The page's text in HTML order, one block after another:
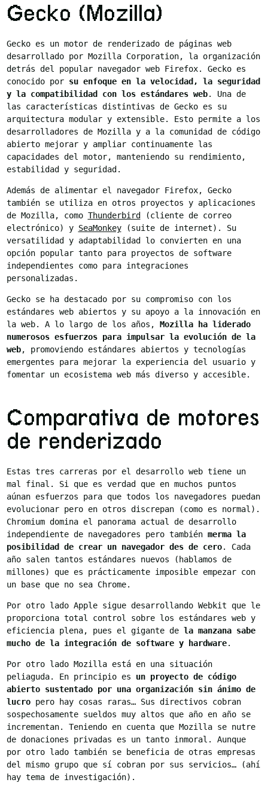
Gecko (Mozilla)
Gecko es un motor de renderizado de páginas web
desarrollado por Mozilla Corporation, la organización
detrás del popular navegador web Firefox. Gecko es
conocido por su enfoque en la velocidad, la seguridad
y la compatibilidad con los estándares web. Una de
las características distintivas de Gecko es su
arquitectura modular y extensible. Esto permite a los
desarrolladores de Mozilla y a la comunidad de código
abierto mejorar y ampliar continuamente las
capacidades del motor, manteniendo su rendimiento,
estabilidad y seguridad.
Además de alimentar el navegador Firefox, Gecko
también se utiliza en otros proyectos y aplicaciones
de Mozilla, como Thunderbird (cliente de correo
electrónico) y SeaMonkey(suite de internet). Su
versatilidad y adaptabilidad lo convierten en una
opción popular tanto para proyectos de software
independientes como para integraciones
personalizadas.
Gecko se ha destacado por su compromiso con los
estándares web abiertos y su apoyo a la innovación en
la web. A lo largo de los años, Mozilla ha liderado
numerosos esfuerzos para impulsar la evolución de la
web, promoviendo estándares abiertos y tecnologías
emergentes para mejorar la experiencia del usuario y
fomentar un ecosistema web más diverso y accesible.
Comparativa de motores
de renderizado
Estas tres carreras por el desarrollo web tiene un
mal final. Si que es verdad que en muchos puntos
aúnan esfuerzos para que todos los navegadores puedan
evolucionar pero en otros discrepan (como es normal).
Chromium domina el panorama actual de desarrollo
independiente de navegadores pero también merma la
posibilidad de crear un navegador des de cero. Cada
año salen tantos estándares nuevos (hablamos de
millones) que es prácticamente imposible empezar con
un base que no sea Chrome.
Por otro lado Apple sigue desarrollando Webkit que le
proporciona total control sobre los estándares web y
eficiencia plena, pues el gigante de la manzana sabe
mucho de la integración de software y hardware.
Por otro lado Mozilla está en una situación
peliaguda. En principio es un proyecto de código
abierto sustentado por una organización sin ánimo de
lucropero hay cosas raras… Sus directivos cobran
sospechosamente sueldos muy altos que año en año se
incrementan. Teniendo en cuenta que Mozilla se nutre
de donaciones privadas es un tanto inmoral. Aunque
por otro lado también se beneficia de otras empresas
del mismo grupo que sí cobran por sus servicios… (ahí
hay tema de investigación).